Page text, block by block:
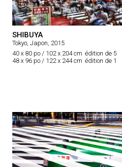
SHIBUYA
Tokyo, Japon, 2015
40 x 80 po / 102 x 204 cm édition de 5
48 x 96 po / 122 x 244 cm édition de 1